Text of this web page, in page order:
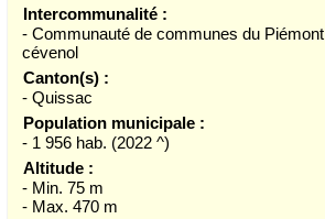
Intercommunalité :
- Communauté de communes du Piémont
cévenol
Canton(s) :
- Quissac
Population municipale :
- 1 956 hab. (2022 ^)
Altitude :
- Min. 75 m
- Max. 470 m